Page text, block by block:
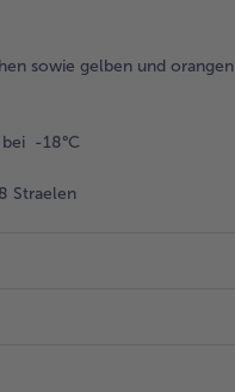
sowie gelben und
-18°C
Straelen